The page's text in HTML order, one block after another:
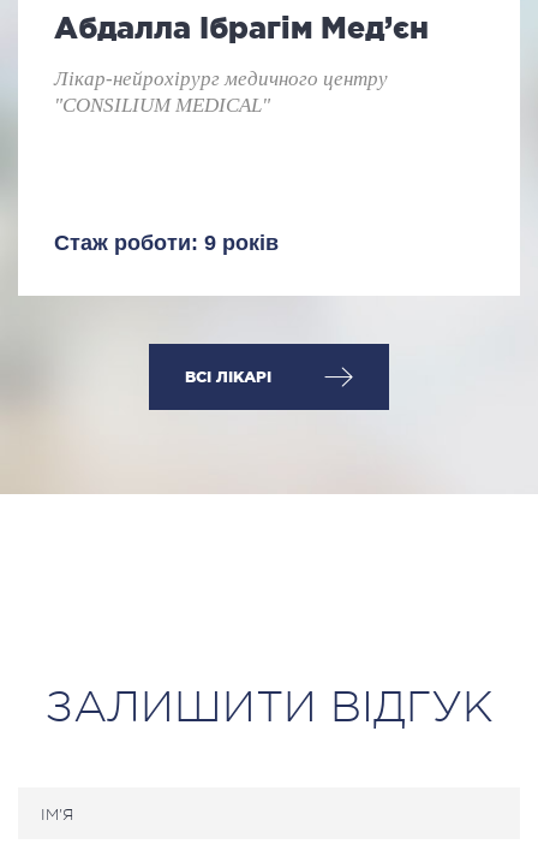
Абдалла Ібрагім Мед’єн
Лікар-нейрохірург медичного центру
"CONSILIUM MEDICAL"
Стаж роботи: 9 років
ВСІ ЛІКАРІ
ЗАЛИШИТИ ВІДГУК